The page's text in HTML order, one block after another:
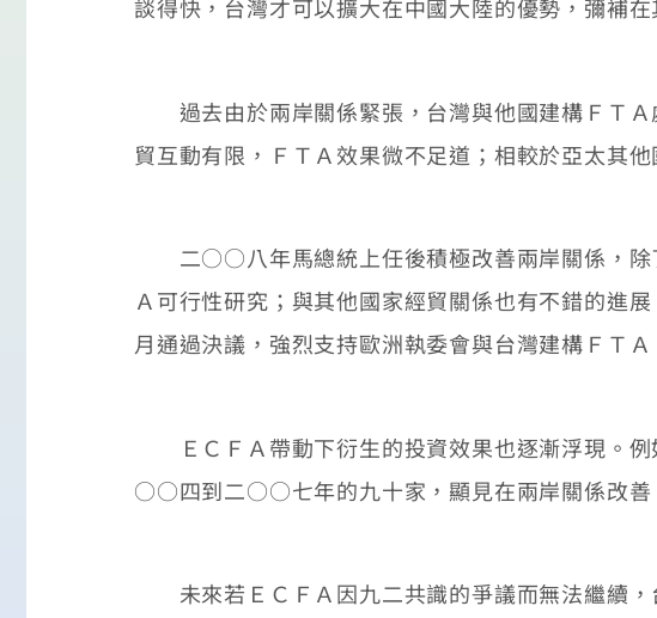
談得快，台灣才可以擴大在中國大陸的優勢，彌補在
過去由於兩岸關係緊張，台灣與他國建構ＦＴＡ
貿互動有限，ＦＴＡ效果微不足道；相較於亞太其
二○○八年馬總統上任後積極改善兩岸關係，除
Ａ可行性研究；與其他國家經貿關係也有不錯的進
月通過決議，強烈支持歐洲執委會與台灣建構ＦＴ
ＥＣＦＡ帶動下衍生的投資效果也逐漸浮現。
○○四到二○○七年的九十家，顯見在兩岸關係改善
未來若ＥＣＦＡ因九二共識的爭議而無法繼續，